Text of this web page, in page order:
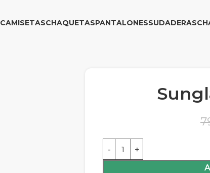
CAMISETASCHAQUETASPANTALONESSUDADERAS